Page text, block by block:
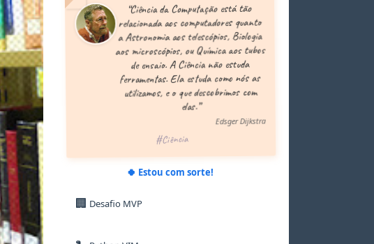
6
7
8
9
6
7
8
9
6
7
8
9
6
7
8
9
“Ciência da Computação está tão
relacionada aos computadores quanto
a Astronomia aos telescópios, Biologia
aos microscópios, ou Química aos tubos
de ensaio. A Ciência não estuda
ferramentas. Ela estuda como nós as
utilizamos, e o que descobrimos com
elas.”
Edsger Dijkstra
#Ciência
🍀 Estou com sorte!
🏢 Desafio MVP